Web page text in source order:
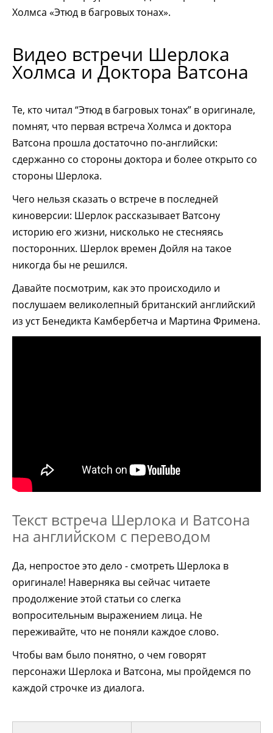
Холмса «Этюд в багровых тонах».
Видео встречи Шерлока
Холмса и Доктора Ватсона
Те, кто читал “Этюд в багровых тонах” в оригинале,
помнят, что первая встреча Холмса и доктора
Ватсона прошла достаточно по-английски:
сдержанно со стороны доктора и более открыто со
стороны Шерлока.
Чего нельзя сказать о встрече в последней
киноверсии: Шерлок рассказывает Ватсону
историю его жизни, нисколько не стесняясь
посторонних. Шерлок времен Дойля на такое
никогда бы не решился.
Давайте посмотрим, как это происходило и
послушаем великолепный британский английский
из уст Бенедикта Камбербетча и Мартина Фримена.
Текст встреча Шерлока и Ватсона
на английском с переводом
Да, непростое это дело - смотреть Шерлока в
оригинале! Наверняка вы сейчас читаете
продолжение этой статьи со слегка
вопросительным выражением лица. Не
переживайте, что не поняли каждое слово.
Чтобы вам было понятно, о чем говорят
персонажи Шерлока и Ватсона, мы пройдемся по
каждой строчке из диалога.